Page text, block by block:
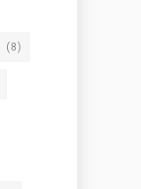
(8)